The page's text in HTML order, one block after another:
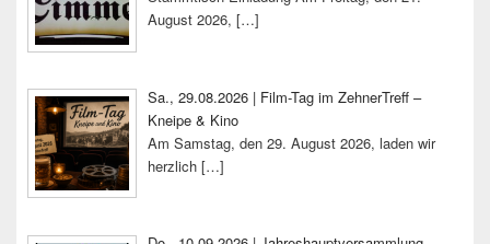
August 2026, […]
Sa., 29.08.2026 | Film-Tag im ZehnerTreff –
Kneipe & Kino
Am Samstag, den 29. August 2026, laden wir
herzlich […]